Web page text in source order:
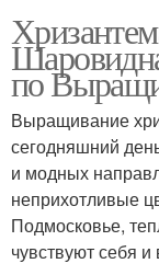
по
Выращивание
сегодняшний
и модных
неприхотливые
Подмосковье,
чувствуют себя